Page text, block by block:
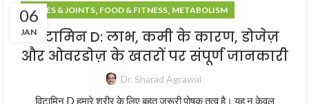
06
JAN
BONES & JOINTS, FOOD & FITNESS, METABOLISM
विटामिन D: लाभ, कमी के कारण, डोजेज़
और ओवरडोज़ के खतरों पर संपूर्ण जानकारी
Dr. Sharad Agrawal
विटामिन D हमारे शरीर के लिए बहुत जरूरी पोषक तत्व है। यह न केवल